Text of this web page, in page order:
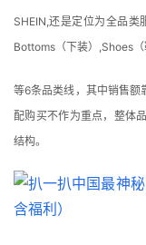
SHEIN,还是定位为全品类
Bottoms（下装）,Shoes
等6条品类线，其中销售额
配购买不作为重点，整体
结构。